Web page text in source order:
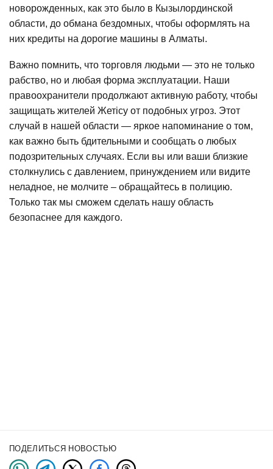
новорожденных, как это было в Кызылординской
области, до обмана бездомных, чтобы оформлять на
них кредиты на дорогие машины в Алматы.
Важно помнить, что торговля людьми — это не только
рабство, но и любая форма эксплуатации. Наши
правоохранители продолжают активную работу, чтобы
защищать жителей Жетісу от подобных угроз. Этот
случай в нашей области — яркое напоминание о том,
как важно быть бдительными и сообщать о любых
подозрительных случаях. Если вы или ваши близкие
столкнулись с давлением, принуждением или видите
неладное, не молчите – обращайтесь в полицию.
Только так мы сможем сделать нашу область
безопаснее для каждого.
ПОДЕЛИТЬСЯ НОВОСТЬЮ